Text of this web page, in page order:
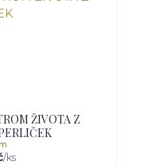
ŽIVOTA Z
/ks